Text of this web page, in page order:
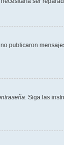
publicaron
. Siga las